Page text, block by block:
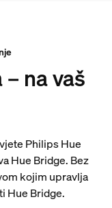
na vaš
Philips Hue
Hue Bridge. Bez
kojim upravlja
Hue Bridge.